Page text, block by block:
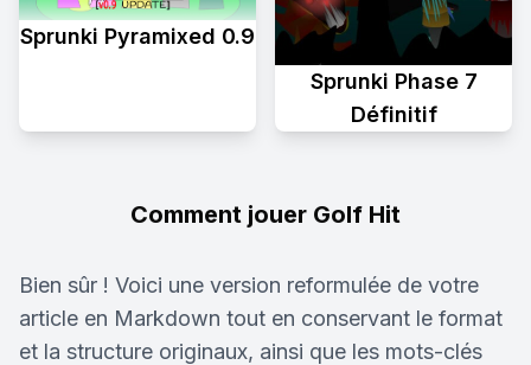
Sprunki Pyramixed 0.9
Sprunki Phase 7
Définitif
Comment jouer Golf Hit
Bien sûr ! Voici une version reformulée de votre
article en Markdown tout en conservant le format
et la structure originaux, ainsi que les mots-clés